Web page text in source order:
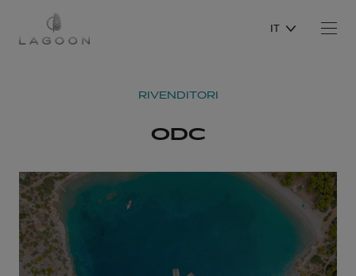
IT
RIVENDITORI
ODC